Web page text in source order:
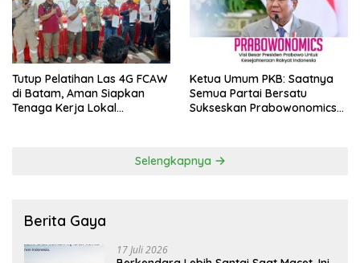
Tutup Pelatihan Las 4G FCAW
di Batam, Aman Siapkan
Tenaga Kerja Lokal
Ketua Umum PKB: Saatnya
Semua Partai Bersatu
Sukseskan Prabowonomics
Selengkapnya
Berita Gaya
17 Juli 2026